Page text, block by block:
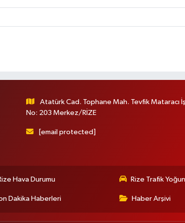
Atatürk Cad. Tophane Mah. Tevfik Mataracı İş
No: 203 Merkez/RİZE
[email protected]
Hava Durumu Rize Trafik
Dakika Haberleri Haber Arşivi